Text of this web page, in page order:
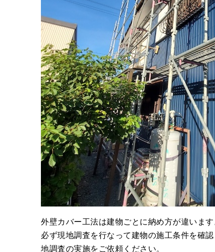
外壁カバー工法は建物ごとに納め方が違います
必ず現地調査を行なって建物の施工条件を確
地調査の実施をご依頼ください。